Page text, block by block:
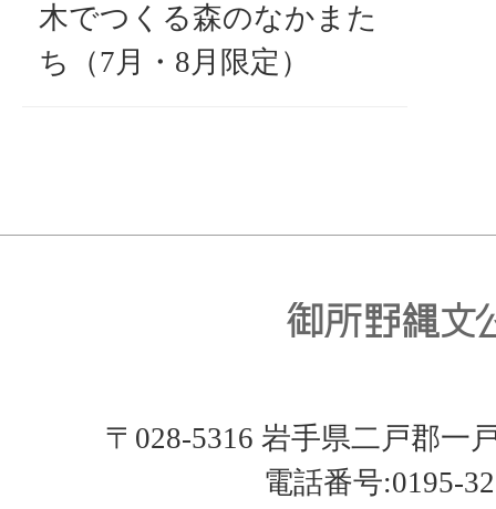
木でつくる森のなかまた
ち（7月・8月限定）
〒028-5316 岩手県二戸郡一
電話番号:0195-